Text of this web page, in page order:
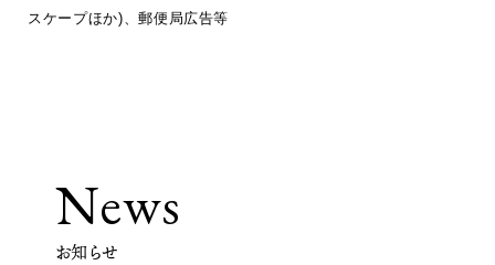
スケープほか)、郵便局広告等
News
お知らせ